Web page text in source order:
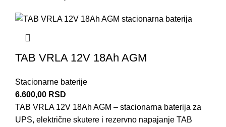
TAB VRLA 12V 18Ah AGM
Stacionarne baterije
6.600,00 RSD
TAB VRLA 12V 18Ah AGM – stacionarna baterija za
UPS, električne skutere i rezervno napajanje TAB